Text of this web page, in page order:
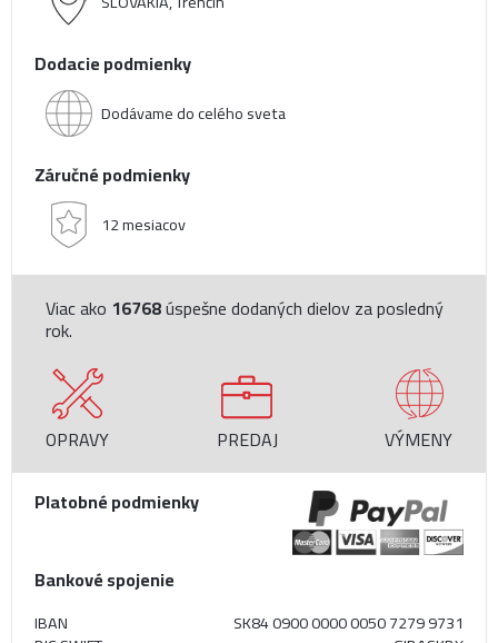
Dodacie podmienky
Dodávame do celého sveta
Záručné podmienky
12 mesiacov
Viac ako 16768úspešne dodaných dielov za posledný
rok.
OPRAVY PREDAJ
VÝMENY
Platobné podmienky
Bankové spojenie
IBAN SK84 0900 0000 0050 7279 9731